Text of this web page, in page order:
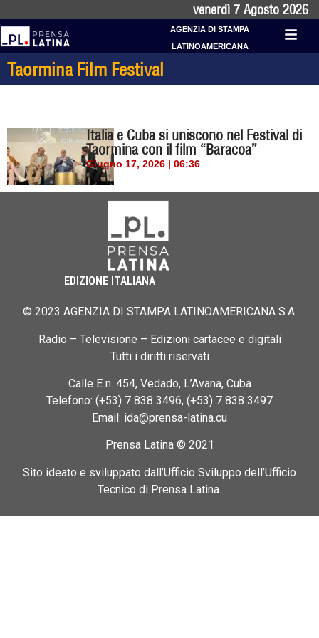
venerdì 7 Agosto 2026
AGENZIA DI STAMPA
LATINOAMERICANA
Taormina Film Festival
Italia e Cuba si uniscono nel Festival di
Taormina con il film “Baracoa”
Giugno 17, 2026 | 06:36
EDIZIONE ITALIANA
© 2023 AGENZIA DI STAMPA LATINOAMERICANA S.A.
Radio – Televisione – Edizioni cartacee e digitali
Tutti i diritti riservati
Calle E n. 454, Vedado, L’Avana, Cuba
Telefono: (+53) 7 838 3496, (+53) 7 838 3497
Email: ida@prensa-latina.cu
Prensa Latina © 2021
Sito ideato e sviluppato dall’Ufficio Sviluppo dell’Ufficio
Tecnico di Prensa Latina.